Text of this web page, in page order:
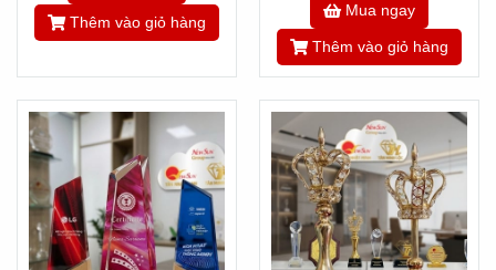
Thêm vào giỏ hàng
Mua ngay
Thêm vào giỏ hàng